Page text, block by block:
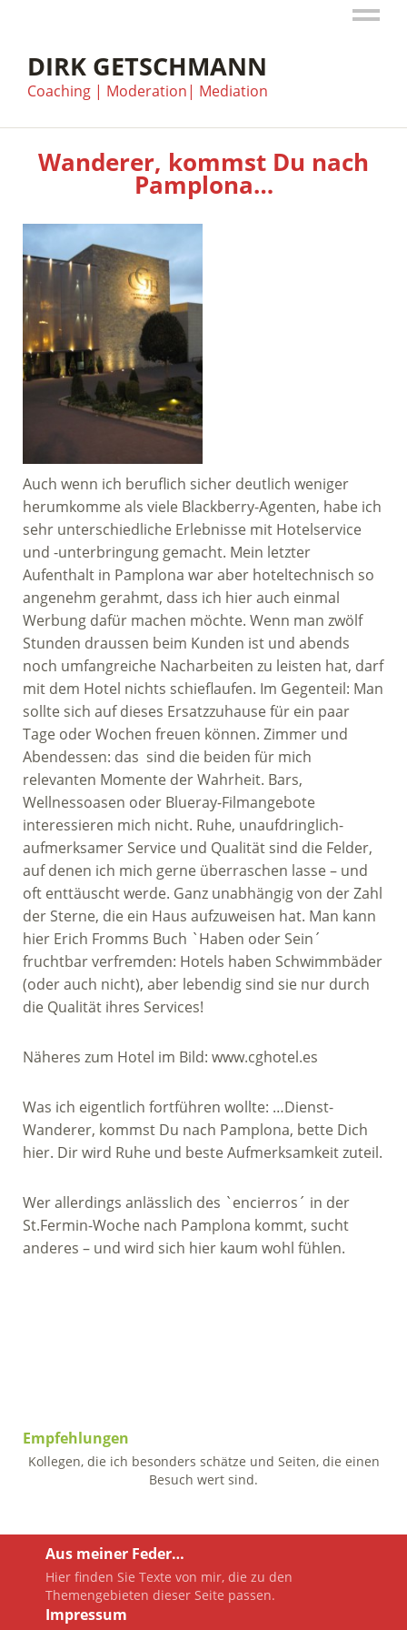
DIRK GETSCHMANN
Coaching | Moderation| Mediation
Wanderer, kommst Du nach
Pamplona…
Auch wenn ich beruflich sicher deutlich weniger
herumkomme als viele Blackberry-Agenten, habe ich
sehr unterschiedliche Erlebnisse mit Hotelservice
und -unterbringung gemacht. Mein letzter
Aufenthalt in Pamplona war aber hoteltechnisch so
angenehm gerahmt, dass ich hier auch einmal
Werbung dafür machen möchte. Wenn man zwölf
Stunden draussen beim Kunden ist und abends
noch umfangreiche Nacharbeiten zu leisten hat, darf
mit dem Hotel nichts schieflaufen. Im Gegenteil: Man
sollte sich auf dieses Ersatzzuhause für ein paar
Tage oder Wochen freuen können. Zimmer und
Abendessen: das sind die beiden für mich
relevanten Momente der Wahrheit. Bars,
Wellnessoasen oder Blueray-Filmangebote
interessieren mich nicht. Ruhe, unaufdringlich-
aufmerksamer Service und Qualität sind die Felder,
auf denen ich mich gerne überraschen lasse – und
oft enttäuscht werde. Ganz unabhängig von der Zahl
der Sterne, die ein Haus aufzuweisen hat. Man kann
hier Erich Fromms Buch `Haben oder Sein´
fruchtbar verfremden: Hotels haben Schwimmbäder
(oder auch nicht), aber lebendig sind sie nur durch
die Qualität ihres Services!
Näheres zum Hotel im Bild: www.cghotel.es
Was ich eigentlich fortführen wollte: …Dienst-
Wanderer, kommst Du nach Pamplona, bette Dich
hier. Dir wird Ruhe und beste Aufmerksamkeit zuteil.
Wer allerdings anlässlich des `encierros´ in der
St.Fermin-Woche nach Pamplona kommt, sucht
anderes – und wird sich hier kaum wohl fühlen.
Empfehlungen
Kollegen, die ich besonders schätze und Seiten, die einen
Besuch wert sind.
Aus meiner Feder…
Hier finden Sie Texte von mir, die zu den
Themengebieten dieser Seite passen.
Impressum